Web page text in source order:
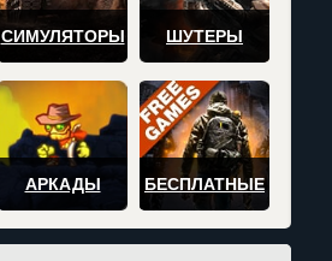
СИМУЛЯТОРЫ ШУТЕРЫ
АРКАДЫ БЕСПЛАТНЫЕ